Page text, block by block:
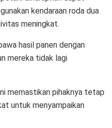
kendaraan roda dua
meningkat.
hasil panen dengan
mereka tidak lagi
memastikan pihaknya tetap
untuk menyampaikan